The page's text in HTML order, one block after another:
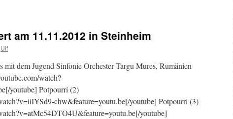
am 11.11.2012 in Steinheim
Ulf
dem Jugend Sinfonie Orchester Targu Mures, Rumänien
watch?
youtube] Potpourri (2)
chw&feature=youtu.be[/youtube] Potpourri (3)
youtube]